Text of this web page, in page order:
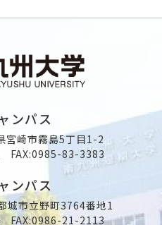
ンパス
崎市霧島5丁目1-2
FAX:0985-83-3383
ンパス
市立野町3764番地1
FAX:0986-21-2113